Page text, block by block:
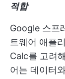
적합
Google 스프
트웨어 애플
Calc를 고려
어는 데이터